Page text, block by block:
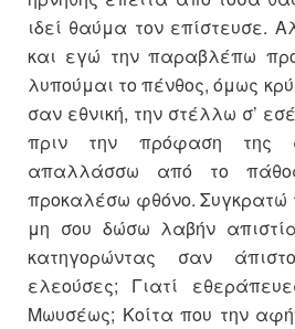
ιδεί θαύμα τον επίστευσε.
και εγώ την παραβλέπω
λυπούμαι το πένθος, όμως
σαν εθνική, την στέλλω σ’
πριν την πρόφαση της
απαλλάσσω από το
προκαλέσω φθόνο. Συγκρατώ
μη σου δώσω λαβήν
κατηγορώντας σαν
ελεούσες; Γιατί
Μωυσέως; Κοίτα που την